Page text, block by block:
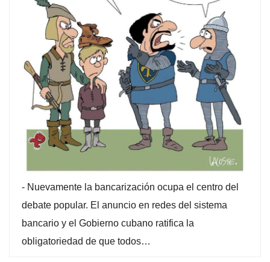
- Nuevamente la bancarización ocupa el centro del
debate popular. El anuncio en redes del sistema
bancario y el Gobierno cubano ratifica la
obligatoriedad de que todos…